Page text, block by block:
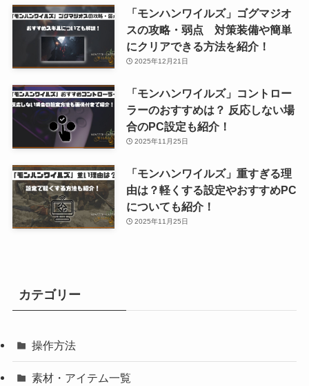
「モンハンワイルズ」ゴグマジオ
スの攻略・弱点 対策装備や簡単
にクリアできる方法を紹介！
2025年12月21日
「モンハンワイルズ」コントロー
ラーのおすすめは？ 反応しない場
合のPC設定も紹介！
2025年11月25日
「モンハンワイルズ」重すぎる理
由は？軽くする設定やおすすめPC
についても紹介！
2025年11月25日
カテゴリー
操作方法
素材・アイテム一覧